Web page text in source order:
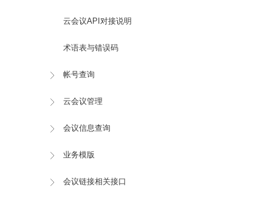
云会议API对接说明
术语表与错误码
帐号查询
云会议管理
会议信息查询
业务模版
会议链接相关接口